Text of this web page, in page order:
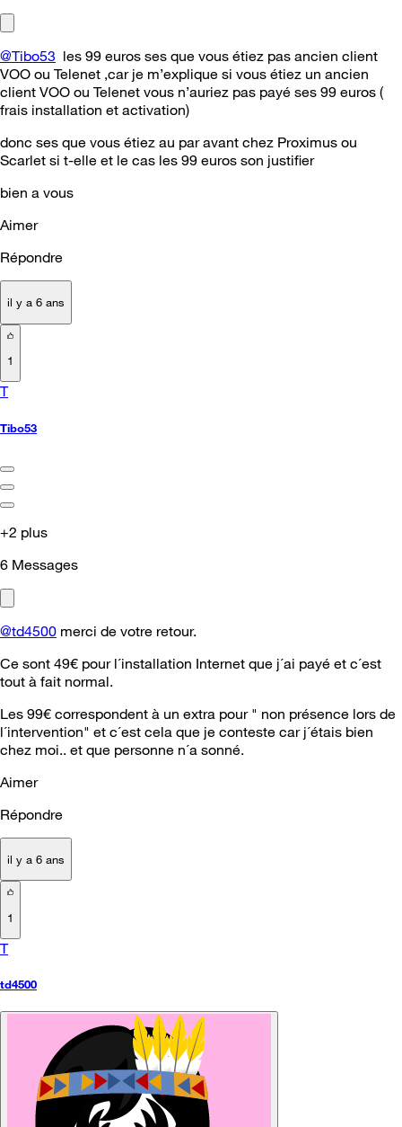
@Tibo53 les 99 euros ses que vous étiez pas ancien client
VOO ou Telenet ,car je m’explique si vous étiez un ancien
client VOO ou Telenet vous n’auriez pas payé ses 99 euros (
frais installation et activation)
donc ses que vous étiez au par avant chez Proximus ou
Scarlet si t-elle et le cas les 99 euros son justifier
bien a vous
Aimer
Répondre
il y a 6 ans
1
T
Tibo53
+2 plus
6 Messages
@td4500 merci de votre retour.
Ce sont 49€ pour l´installation Internet que j´ai payé et c´est
tout à fait normal.
Les 99€ correspondent à un extra pour " non présence lors de
l´intervention" et c´est cela que je conteste car j´étais bien
chez moi.. et que personne n´a sonné.
Aimer
Répondre
il y a 6 ans
1
T
td4500